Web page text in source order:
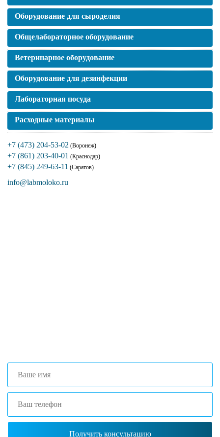
Оборудование для сыроделия
Общелабораторное оборудование
Ветеринарное оборудование
Оборудование для дезинфекции
Лабораторная посуда
Расходные материалы
+7 (473) 204-53-02 (Воронеж)
+7 (861) 203-40-01 (Краснодар)
+7 (845) 249-63-11 (Саратов)
info@labmoloko.ru